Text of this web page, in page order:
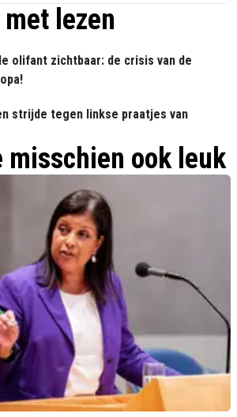
lezen
olifant zichtbaar: de crisis van de
strijde tegen linkse praatjes van
misschien ook leuk